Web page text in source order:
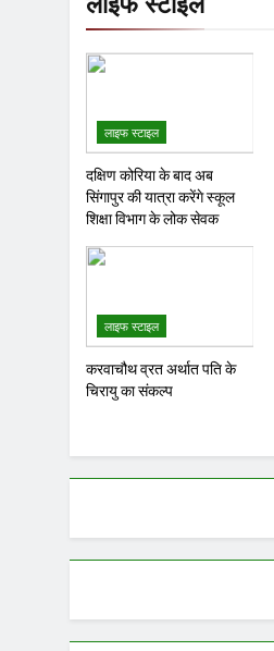
लाइफ स्टाइल
दक्षिण कोरिया के बाद अब
सिंगापुर की यात्रा करेंगे स्कूल
शिक्षा विभाग के लोक सेवक
लाइफ स्टाइल
करवाचौथ व्रत अर्थात पति के
चिरायु का संकल्प